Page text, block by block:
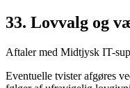
33. Lovvalg og
Aftaler med Midtjysk IT-
Eventuelle tvister afgøres